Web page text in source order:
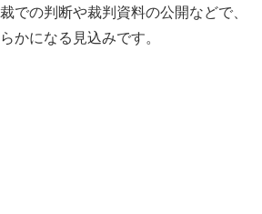
での判断や裁判資料の公開などで、
かになる見込みです。